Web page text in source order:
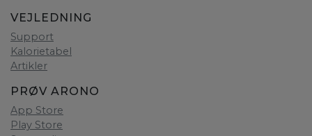
VEJLEDNING
Support
Kalorietabel
Artikler
PRØV ARONO
App Store
Play Store